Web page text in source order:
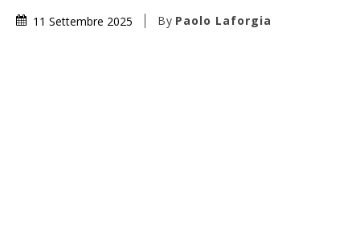
11 Settembre 2025 By Paolo Laforgia